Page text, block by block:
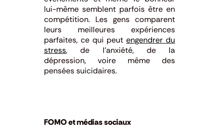
lui-même semblent parfois être en
compétition. Les gens comparent
leurs meilleures expériences
parfaites, ce qui peut engendrer du
stress, de l’anxiété, de la
dépression, voire même des
pensées suicidaires.
FOMO et médias sociaux